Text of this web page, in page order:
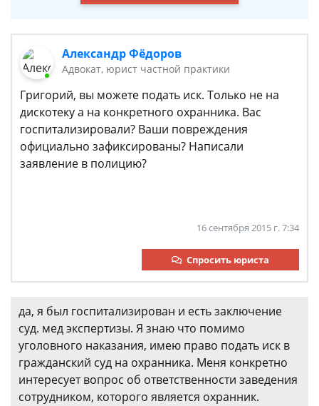
Александр Фёдоров
Адвокат, юрист частной практики
Григорий, вы можете подать иск. Только не на
дискотеку а на конкретного охранника. Вас
госпитализировали? Ваши повреждения
официально зафиксированы? Написали
заявление в полицию?
16 сентября 2015 г. 7:34
Спросить юриста
да, я был госпитализирован и есть заключение
суд. мед экспертизы. Я знаю что помимо
уголовного наказания, имею право подать иск в
гражданский суд на охранника. Меня конкретно
интересует вопрос об ответственности заведения
сотрудником, которого является охранник.